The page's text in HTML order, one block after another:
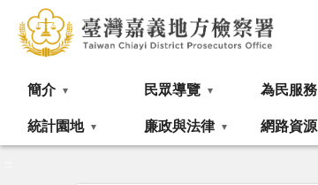
簡介 民眾導覽 為民服務
統計園地 廉政與法律 網路資源